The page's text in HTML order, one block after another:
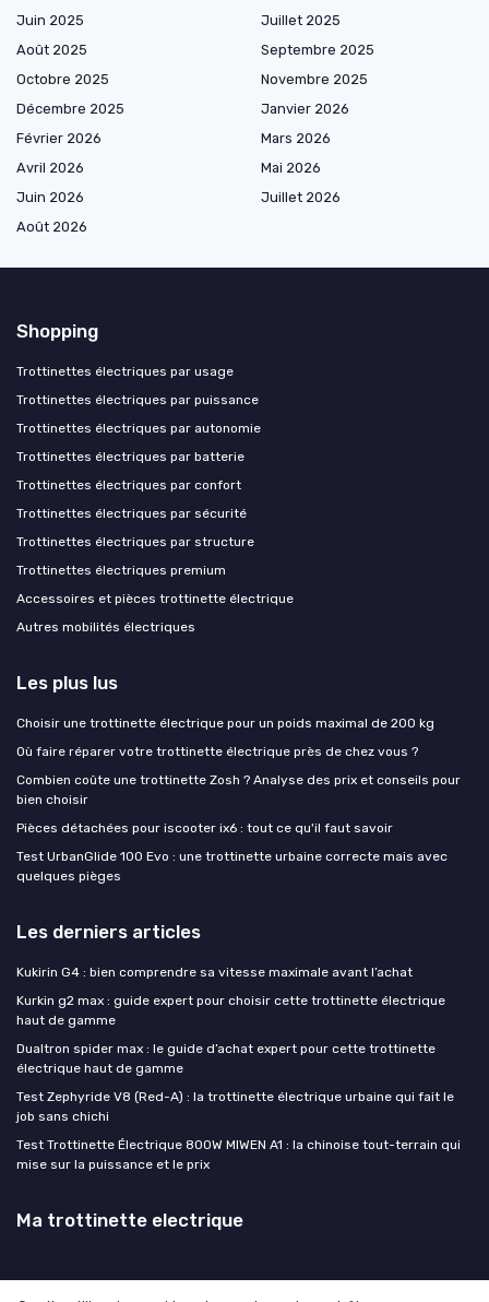
Juin 2025
Juillet 2025
Août 2025
Septembre 2025
Octobre 2025
Novembre 2025
Décembre 2025
Janvier 2026
Février 2026
Mars 2026
Avril 2026
Mai 2026
Juin 2026
Juillet 2026
Août 2026
Shopping
Trottinettes électriques par usage
Trottinettes électriques par puissance
Trottinettes électriques par autonomie
Trottinettes électriques par batterie
Trottinettes électriques par confort
Trottinettes électriques par sécurité
Trottinettes électriques par structure
Trottinettes électriques premium
Accessoires et pièces trottinette électrique
Autres mobilités électriques
Les plus lus
Choisir une trottinette électrique pour un poids maximal de 200 kg
Où faire réparer votre trottinette électrique près de chez vous ?
Combien coûte une trottinette Zosh ? Analyse des prix et conseils pour
bien choisir
Pièces détachées pour iscooter ix6 : tout ce qu'il faut savoir
Test UrbanGlide 100 Evo : une trottinette urbaine correcte mais avec
quelques pièges
Les derniers articles
Kukirin G4 : bien comprendre sa vitesse maximale avant l’achat
Kurkin g2 max : guide expert pour choisir cette trottinette électrique
haut de gamme
Dualtron spider max : le guide d’achat expert pour cette trottinette
électrique haut de gamme
Test Zephyride V8 (Red-A) : la trottinette électrique urbaine qui fait le
job sans chichi
Test Trottinette Électrique 800W MIWEN A1 : la chinoise tout-terrain qui
mise sur la puissance et le prix
Ma trottinette electrique